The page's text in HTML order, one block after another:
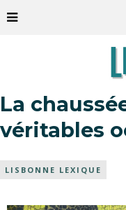
La
véritables
LISBONNE LEXIQUE